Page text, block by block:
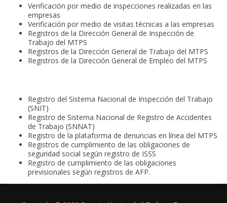
Verificación por medio de inspecciones realizadas en las
empresas
Verificación por medio de visitas técnicas a las empresas
Registros de la Dirección General de Inspección de
Trabajo del MTPS
Registros de la Dirección General de Trabajo del MTPS
Registros de la Dirección General de Empleo del MTPS
Registro del Sistema Nacional de Inspección del Trabajo
(SNIT)
Registro de Sistema Nacional de Registro de Accidentes
de Trabajo (SNNAT)
Registro de la plataforma de denuncias en línea del MTPS
Registros de cumplimiento de las obligaciones de
seguridad social según registro de ISSS
Registro de cumplimiento de las obligaciones
previsionales según registros de AFP.